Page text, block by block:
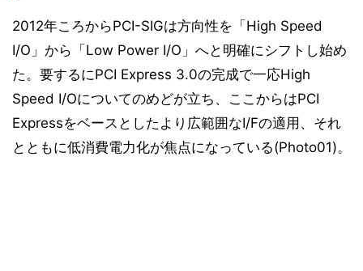
2012年ころからPCI-SIGは方向性を「High Speed
I/O」から「Low Power I/O」へと明確にシフトし始め
た。要するにPCI Express 3.0の完成で一応High
Speed I/Oについてのめどが立ち、ここからはPCI
Expressをベースとしたより広範囲なI/Fの適用、それ
とともに低消費電力化が焦点になっている(Photo01)。